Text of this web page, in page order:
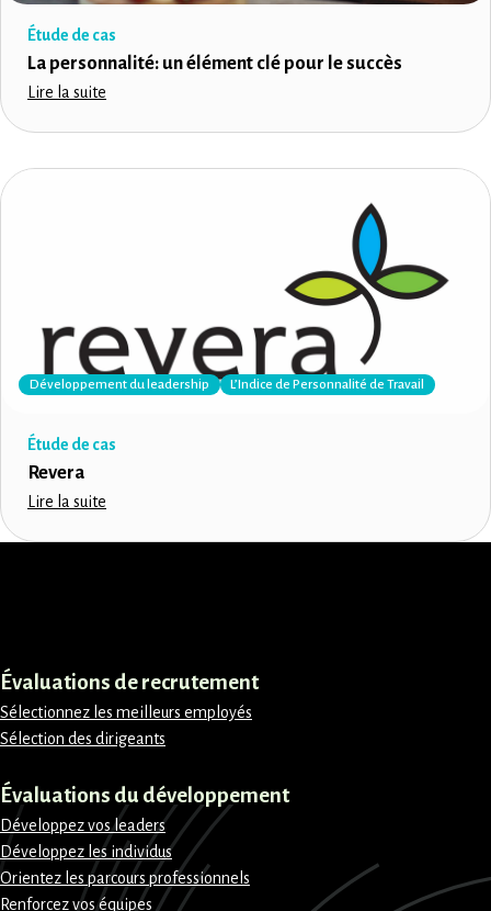
Étude de cas
La personnalité: un élément clé pour le succès
Lire la suite
Développement du leadership L’Indice de Personnalité de Travail
Étude de cas
Revera
Lire la suite
Évaluations de recrutement
Sélectionnez les meilleurs employés
Sélection des dirigeants
Évaluations du développement
Développez vos leaders
Développez les individus
Orientez les parcours professionnels
Renforcez vos équipes